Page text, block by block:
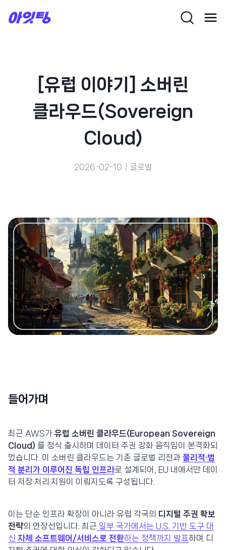
[유럽 이야기] 소버린
클라우드(Sovereign
Cloud)
2026-02-10 글로벌
들어가며
최근 AWS가 유럽 소버린 클라우드(European Sovereign
Cloud) 를 정식 출시하며 데이터 주권 강화 움직임이 본격화되
었습니다. 이 소버린 클라우드는 기존 글로벌 리전과 물리적·법
적 분리가 이루어진 독립 인프라로 설계되어, EU 내에서만 데이
터 저장·처리·지원이 이뤄지도록 구성됩니다.
이는 단순 인프라 확장이 아니라 유럽 각국의 디지털 주권 확보
전략의 연장선입니다. 최근 일부 국가에서는 U.S. 기반 도구 대
신 자체 소프트웨어/서비스로 전환하는 정책까지 발표하며 디